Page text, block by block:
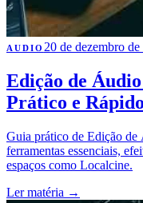
AUDIO 20 de dezembro
Edição de
Prático e Rápido
Guia prático de Edição
ferramentas essenciais,
espaços como Localcine.
Ler matéria →